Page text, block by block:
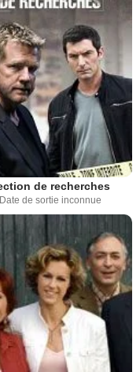
de recherches
Date de sortie inconnue